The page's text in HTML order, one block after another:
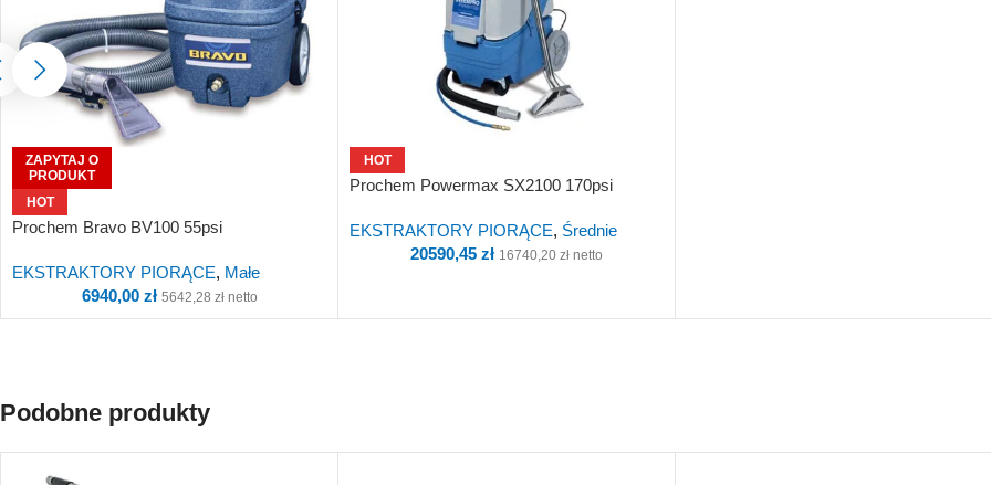
ZAPYTAJ O
PRODUKT
HOT
Prochem Bravo BV100 55psi
EKSTRAKTORY PIORĄCE, Małe
6940,00 zł 5642,28 złnetto
HOT
Prochem Powermax SX2100 170psi
EKSTRAKTORY PIORĄCE, Średnie
20590,45 zł 16740,20 zł netto
Podobne produkty